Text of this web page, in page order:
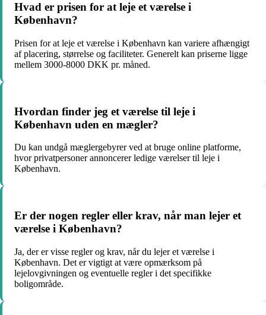
Hvad er prisen for at leje et værelse i
København?
Prisen for at leje et værelse i København kan variere afhængigt
af placering, størrelse og faciliteter. Generelt kan priserne ligge
mellem 3000-8000 DKK pr. måned.
Hvordan finder jeg et værelse til leje i
København uden en mægler?
Du kan undgå mæglergebyrer ved at bruge online platforme,
hvor privatpersoner annoncerer ledige værelser til leje i
København.
Er der nogen regler eller krav, når man lejer et
værelse i København?
Ja, der er visse regler og krav, når du lejer et værelse i
København. Det er vigtigt at være opmærksom på
lejelovgivningen og eventuelle regler i det specifikke
boligområde.